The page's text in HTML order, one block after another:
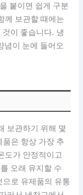
붙이면 쉽게 구분
께 보관할 때에는
이 좋습니다. 냉
념이 눈에 들어오
보관하기 위해 몇
은 항상 가장 추
도가 안정적이고
오래 유지할 수
로 유제품의 유통